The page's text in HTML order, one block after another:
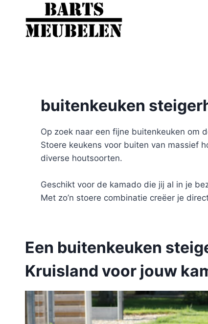
buitenkeuken
Op zoek naar een fijne buitenkeuken om
Stoere keukens voor buiten van massief
diverse houtsoorten.
Geschikt voor de kamado die jij al in je
Met zo’n stoere combinatie creëer je
Een buitenkeuken
Kruisland voor jouw